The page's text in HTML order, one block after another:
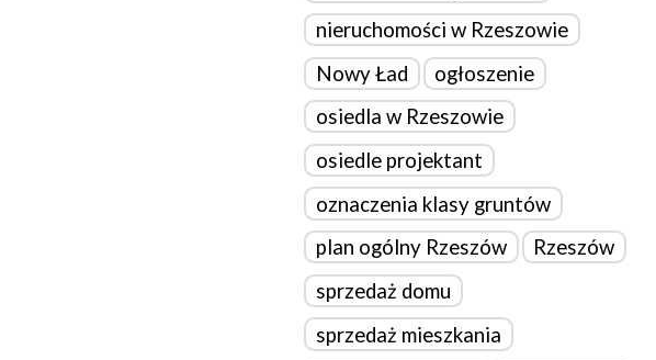
nieruchomości w Rzeszowie
Nowy Ład
ogłoszenie
osiedla w Rzeszowie
osiedle projektant
oznaczenia klasy gruntów
plan ogólny Rzeszów
Rzeszów
sprzedaż domu
sprzedaż mieszkania